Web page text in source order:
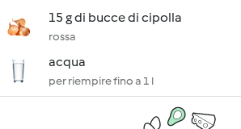
15 g di bucce di cipolla
rossa
acqua
per riempire fino a 1 l